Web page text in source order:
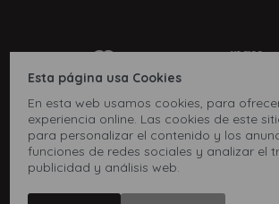
Esta página usa Cookies
En esta web usamos cookies, para
experiencia online. Las cookies de este
para personalizar el contenido y los
funciones de redes sociales y analizar el
publicidad y análisis web.